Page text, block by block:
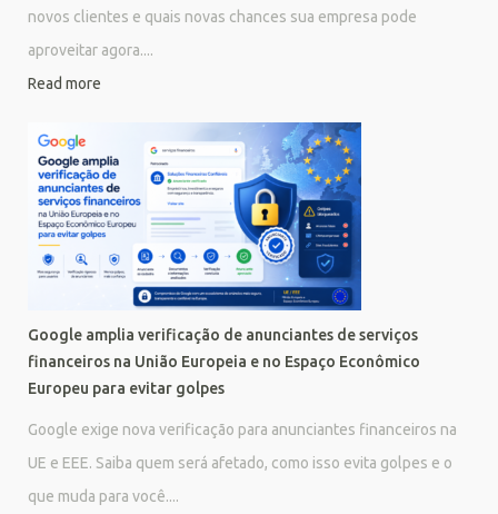
novos clientes e quais novas chances sua empresa pode
aproveitar agora....
Read more
Google amplia verificação de anunciantes de serviços
financeiros na União Europeia e no Espaço Econômico
Europeu para evitar golpes
Google exige nova verificação para anunciantes financeiros na
UE e EEE. Saiba quem será afetado, como isso evita golpes e o
que muda para você....